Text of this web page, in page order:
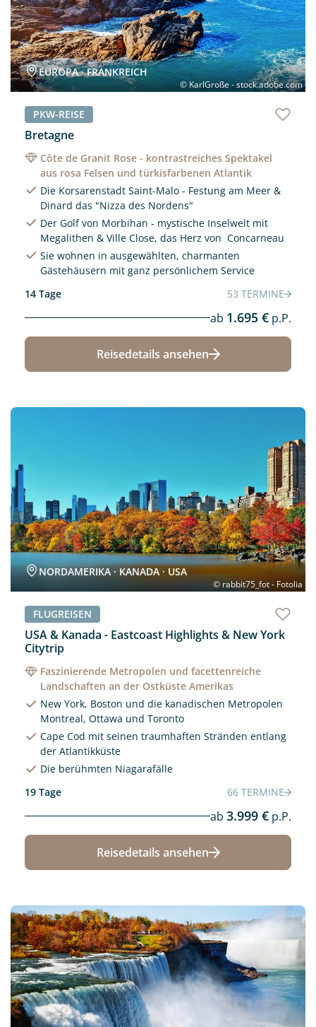
© KarlGroße - stock.adobe.com
EUROPA · FRANKREICH
PKW-REISE
Bretagne
Côte de Granit Rose - kontrastreiches Spektakel
aus rosa Felsen und türkisfarbenen Atlantik
Die Korsarenstadt Saint-Malo - Festung am Meer &
Dinard das "Nizza des Nordens"
Der Golf von Morbihan - mystische Inselwelt mit
Megalithen & Ville Close, das Herz von Concarneau
Sie wohnen in ausgewählten, charmanten
Gästehäusern mit ganz persönlichem Service
14 Tage
53 TERMINE
ab 1.695 € p.P.
Reisedetails ansehen
© rabbit75_fot - Fotolia
NORDAMERIKA · KANADA · USA
FLUGREISEN
USA & Kanada - Eastcoast Highlights & New York
Citytrip
Faszinierende Metropolen und facettenreiche
Landschaften an der Ostküste Amerikas
New York, Boston und die kanadischen Metropolen
Montreal, Ottawa und Toronto
Cape Cod mit seinen traumhaften Stränden entlang
der Atlantikküste
Die berühmten Niagarafälle
19 Tage
66 TERMINE
ab 3.999 € p.P.
Reisedetails ansehen
Neu